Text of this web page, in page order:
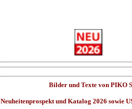
Bilder und Texte von PIKO
Neuheitenprospekt und Katalog 2026 sowie